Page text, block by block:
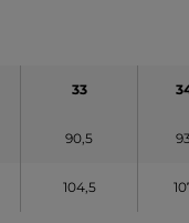
33
90,5 93
104,5